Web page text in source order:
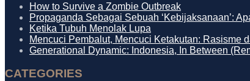
How to Survive a Zombie Outbreak
Propaganda Sebagai Sebuah ‘Kebijaksanaan’:
Ketika Tubuh Menolak Lupa
Mencuci Pembalut, Mencuci Ketakutan: Rasisme
Generational Dynamic: Indonesia, In Between
CATEGORIES